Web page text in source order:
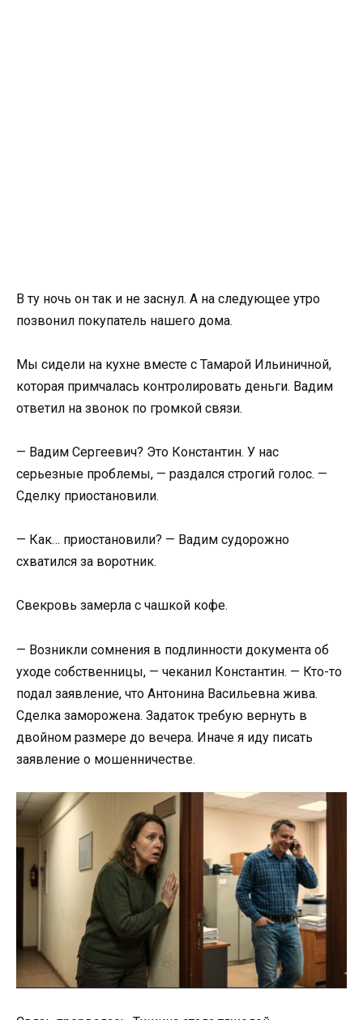
В ту ночь он так и не заснул. А на следующее утро
позвонил покупатель нашего дома.
Мы сидели на кухне вместе с Тамарой Ильиничной,
которая примчалась контролировать деньги. Вадим
ответил на звонок по громкой связи.
— Вадим Сергеевич? Это Константин. У нас
серьезные проблемы, — раздался строгий голос. —
Сделку приостановили.
— Как… приостановили? — Вадим судорожно
схватился за воротник.
Свекровь замерла с чашкой кофе.
— Возникли сомнения в подлинности документа об
уходе собственницы, — чеканил Константин. — Кто-то
подал заявление, что Антонина Васильевна жива.
Сделка заморожена. Задаток требую вернуть в
двойном размере до вечера. Иначе я иду писать
заявление о мошенничестве.